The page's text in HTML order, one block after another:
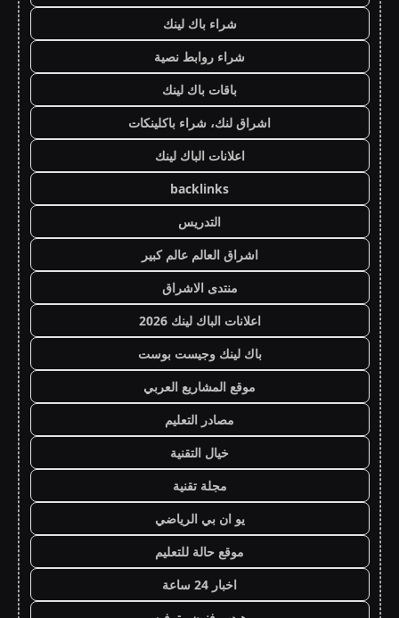
شراء باك لينك
شراء روابط نصية
باقات باك لينك
اشراق لنك، شراء باكلينكات
اعلانات الباك لينك
backlinks
التدريس
اشراق العالم عالم كبير
منتدى الاشراق
اعلانات الباك لينك 2026
باك لينك وجيست بوست
موقع المشاريع العربي
مصادر التعليم
خيال التقنية
مجلة تقنية
يو ان بي الرياضي
موقع حالة للتعليم
اخبار 24 ساعة